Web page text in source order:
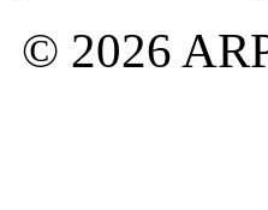
© 2026